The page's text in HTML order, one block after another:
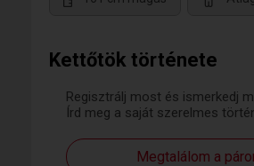
Kettőtök története
Regisztrálj most és ismerkedj
Írd meg a saját szerelmes
Megtalálom a